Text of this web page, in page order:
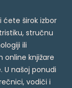
ćete širok izbor
stručnu
ili
online knjižare
našoj ponudi
vodiči i